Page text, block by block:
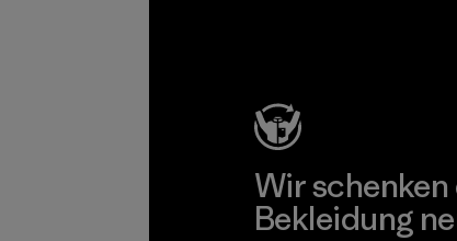
Wir
Bekleidung